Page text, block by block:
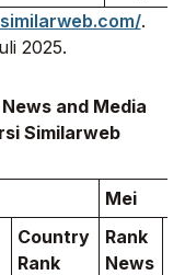
.
2025.
and Media
Similarweb
Mei
Country
Rank
Rank
News